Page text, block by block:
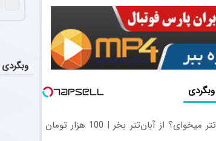
وبگردی
تتر میخوای؟ از آبان‌تتر بخر | 100 هزار تومان
مرتضی
وبگردی